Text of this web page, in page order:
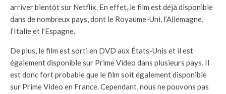
arriver bientôt sur Netflix. En effet, le film est déjà disponible
dans de nombreux pays, dont le Royaume-Uni, l’Allemagne,
l’Italie et l’Espagne.
De plus, le film est sorti en DVD aux États-Unis et il est
également disponible sur Prime Video dans plusieurs pays. Il
est donc fort probable que le film soit également disponible
sur Prime Video en France. Cependant, nous ne pouvons pas